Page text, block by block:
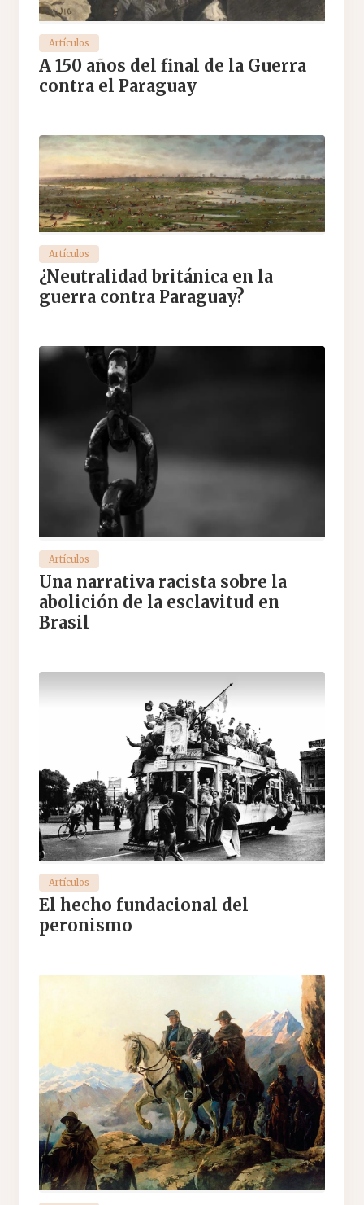
Artículos
A 150 años del final de la Guerra
contra el Paraguay
Artículos
¿Neutralidad británica en la
guerra contra Paraguay?
Artículos
Una narrativa racista sobre la
abolición de la esclavitud en
Brasil
Artículos
El hecho fundacional del
peronismo